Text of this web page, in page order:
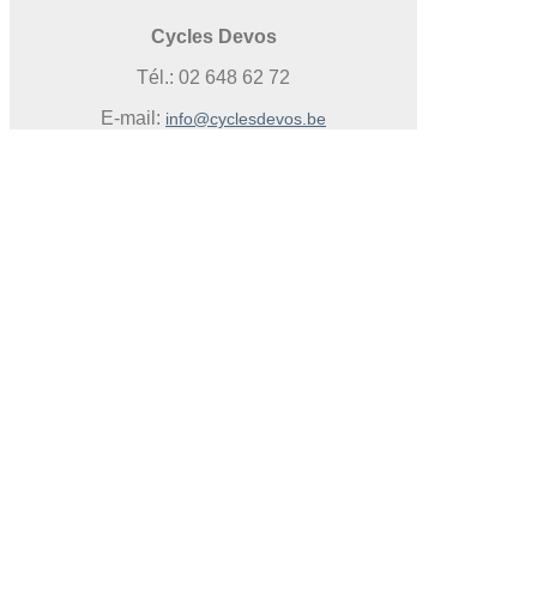
Cycles Devos
Tél.: 02 648 62 72
E-mail: info@cyclesdevos.be